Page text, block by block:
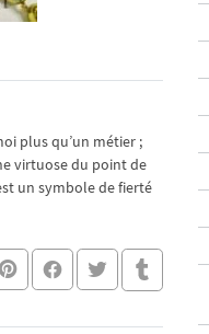
plus qu’un métier ;
virtuose du point de
un symbole de fierté